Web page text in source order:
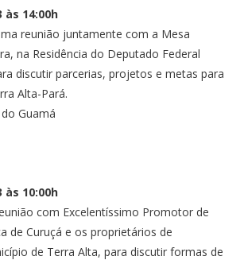
às 14:00h
reunião juntamente com a Mesa
na Residência do Deputado Federal
discutir parcerias, projetos e metas para
Alta-Pará.
Guamá
às 10:00h
com Excelentíssimo Promotor de
de Curuçá e os proprietários de
de Terra Alta, para discutir formas de